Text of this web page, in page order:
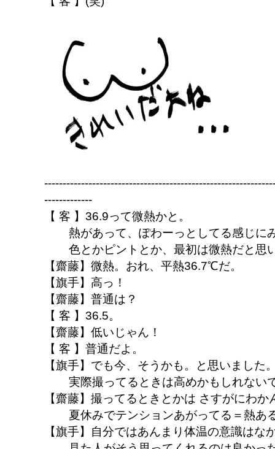
-------------
【 客 】36.9って微熱かと。
熱があって、ぽわーっとしてる感じに
色とかピントとか、最初は微熱だと思
【齋藤】微熱。おれ、平熱36.7℃だ。
【旗手】高っ！
【齋藤】普通は？
【 客 】36.5。
【齋藤】低いじゃん！
【 客 】普通だよ。
【旗手】でも今、そうかも。と思いました
実際撮ってるときは高めかもしれない
【齋藤】撮ってるときとかは さすがにわ
夏休みでテンションあがってる＝熱あ
【旗手】自分ではあんまり体温の意識はな